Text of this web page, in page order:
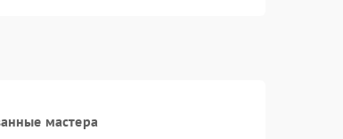
мастера